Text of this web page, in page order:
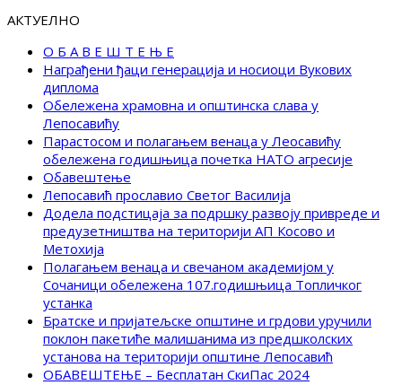
АКТУЕЛНО
О Б А В Е Ш Т Е Њ Е
Награђени ђаци генерација и носиоци Вукових
диплома
Обележена храмовна и општинска слава у
Лепосавићу
Парастосом и полагањем венаца у Леосавићу
обележена годишњица почетка НАТО агресије
Обавештење
Лепосавић прославио Светог Василија
Додела подстицаја за подршку развоју привреде и
предузетништва на територији АП Косово и
Метохија
Полагањем венаца и свечаном академијом у
Сочаници обележена 107.годишњица Топличког
устанка
Братске и пријатељске општине и грдови уручили
поклон пакетиће малишанима из предшколских
установа на територији општине Лепосавић
ОБАВЕШТЕЊЕ – Бесплатан СкиПас 2024